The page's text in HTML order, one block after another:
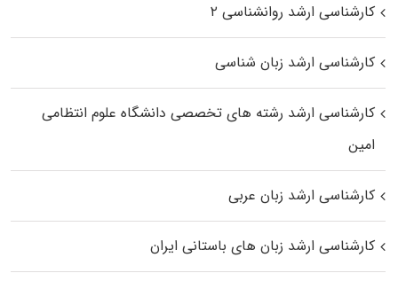
کارشناسی ارشد روانشناسی ۲
کارشناسی ارشد زبان شناسی
کارشناسی ارشد رﺷﺘﻪ ﻫﺎی تخصصی داﻧﺸﮕﺎه ﻋﻠﻮم انتظامی
اﻣﻴﻦ
کارشناسی ارشد زبان عربی
کارشناسی ارشد زبان‌ های باستانی ایران